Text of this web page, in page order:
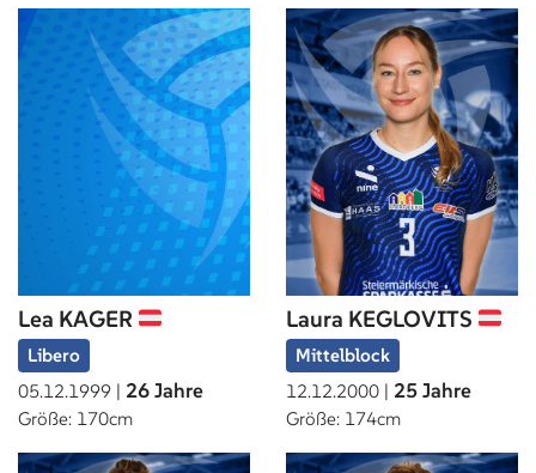
Lea KAGER
Libero
05.12.1999 | 26 Jahre
Größe: 170cm
Laura KEGLOVITS
Mittelblock
12.12.2000 | 25 Jahre
Größe: 174cm